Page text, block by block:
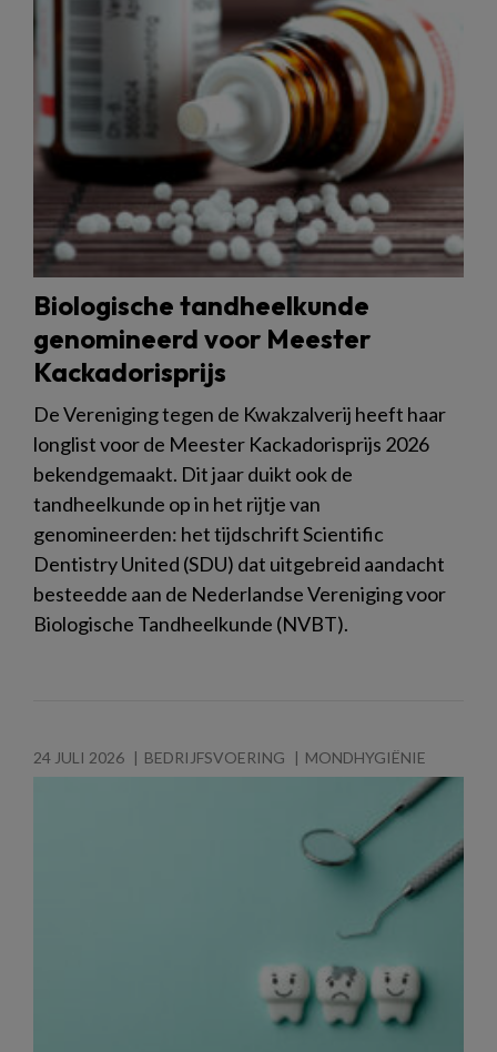
Biologische tandheelkunde
genomineerd voor Meester
Kackadorisprijs
De Vereniging tegen de Kwakzalverij heeft haar
longlist voor de Meester Kackadorisprijs 2026
bekendgemaakt. Dit jaar duikt ook de
tandheelkunde op in het rijtje van
genomineerden: het tijdschrift Scientific
Dentistry United (SDU) dat uitgebreid aandacht
besteedde aan de Nederlandse Vereniging voor
Biologische Tandheelkunde (NVBT).
24 JULI 2026 BEDRIJFSVOERING MONDHYGIËNIE